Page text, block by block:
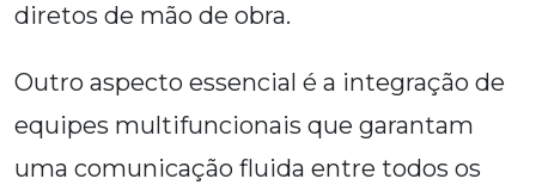
diretos de mão de obra.
Outro aspecto essencial é a integração de
equipes multifuncionais que garantam
uma comunicação fluida entre todos os